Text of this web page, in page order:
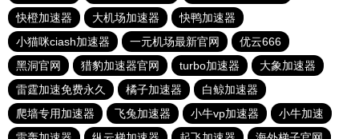
快橙加速器
大机场加速器
快鸭加速器
小猫咪ciash加速器
一元机场最新官网
优云666
黑洞官网
猎豹加速器官网 turbo加速器
大象加速器
雷霆加速免费永久
橘子加速器
白鲸加速器
爬墙专用加速器
飞兔加速器 小牛vp加速器
小牛加速